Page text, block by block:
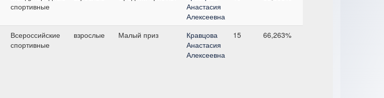
спортивные
Анастасия
Алексеевна
Всероссийские
спортивные
взрослые Малый приз
Кравцова
Анастасия
Алексеевна
15 66,263%